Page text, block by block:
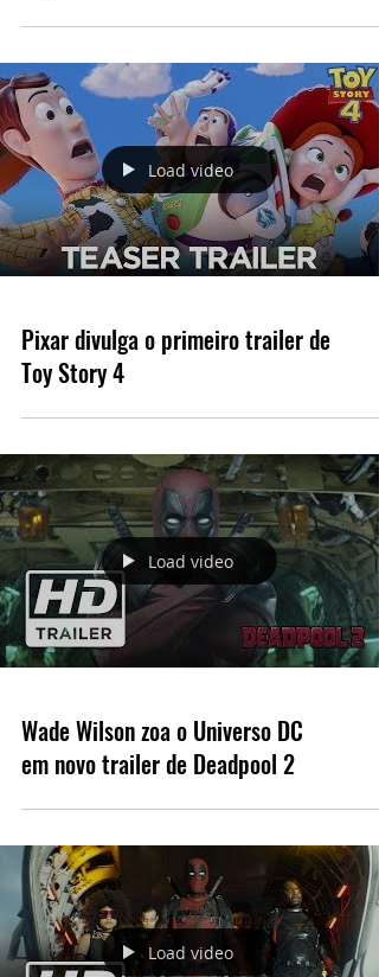
Load video
Pixar divulga o primeiro trailer de
Toy Story 4
Load video
Wade Wilson zoa o Universo DC
em novo trailer de Deadpool 2
Load video